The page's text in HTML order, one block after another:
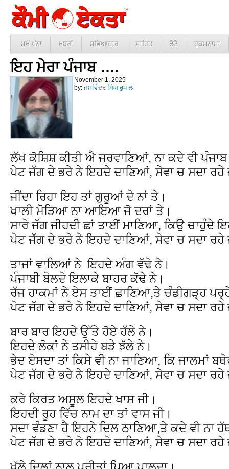
ਮੁਖੱ ਪੰਨਾ ਖ਼ਬਰਾਂ ਸਭਿਆਚਾਰ ਸਾਹਿਤ ਫੋਟੋ ਹੁਕਮਨਾਮਾ
ਇਹ ਮੇਰਾ ਪੰਜਾਬ ….
November 1, 2025
by: ਜਸਵਿੰਦਰ ਸਿੰਘ ਰੁਪਾਲ
ਲੱਖ ਕੋਸ਼ਿਸ਼ ਕੀਤੀ ਐ ਜਰਵਾਣਿਆਂ, ਨਾ ਕਦੇ ਵੀ
ਪੇਟ ਜੱਗ ਦੇ ਭਰੇ ਨੇ ਇਹਦੇ ਦਾਣਿਆਂ, ਸੇਵਾ ਚ ਸਦਾ
ਜੀਂਦਾ ਰਿਹਾ ਇਹ ਤਾਂ ਗੁਰੂਆਂ ਦੇ ਨਾਂ ਤੇ।
ਖਾਲੀ ਮੋੜਿਆ ਨਾ ਆਇਆ ਜੋ ਦਰਾਂ ਤੇ।
ਸਾਰੇ ਜੱਗ ਜੀਹਦੀ ਛਾਂ ਤਾਈਂ ਮਾਣਿਆ, ਕਿਉ ਚਾਹੁੰਦੇ
ਪੇਟ ਜੱਗ ਦੇ ਭਰੇ ਨੇ ਇਹਦੇ ਦਾਣਿਆਂ, ਸੇਵਾ ਚ ਸਦਾ
ਤਾਜਾਂ ਵਾਲਿਆਂ ਨੇ ਇਹਦੇ ਅੰਗ ਵੱਢੇ ਨੇ।
ਪੰਜਾਬੀ ਬੋਲਦੇ ਇਲਾਕੇ ਬਾਹਰ ਕੱਢੇ ਨੇ।
ਰੱਜ ਹਾਕਮਾਂ ਨੇ ਏਸ ਤਾਈਂ ਛਾਣਿਆ,ਤੇ ਚੰਡੀਗੜ੍ਹ
ਪੇਟ ਜੱਗ ਦੇ ਭਰੇ ਨੇ ਇਹਦੇ ਦਾਣਿਆਂ, ਸੇਵਾ ਚ ਸਦਾ
ਬਾਰ ਬਾਰ ਇਹਦੇ ਉੱਤੇ ਹੋਏ ਹੱਲੇ ਨੇ।
ਇਹਦੇ ਲੋਕਾਂ ਨੇ ਤਸੀਹੇ ਬੜੇ ਝੱਲੇ ਨੇ।
ਭੇਦ ਏਸਦਾ ਤਾਂ ਕਿਸੇ ਵੀ ਨਾ ਜਾਣਿਆ, ਕਿ ਜਾਲਮਾਂ
ਪੇਟ ਜੱਗ ਦੇ ਭਰੇ ਨੇ ਇਹਦੇ ਦਾਣਿਆਂ, ਸੇਵਾ ਚ ਸਦਾ
ਕਰੇ ਕਿਰਤ ਅਸੂਲ ਇਹਦੇ ਖਾਸ ਜੀ।
ਇਹਦੀ ਰੂਹ ਵਿੱਚ ਨਾਮ ਦਾ ਤਾਂ ਵਾਸ ਜੀ।
ਸਦਾ ਵੰਡਣਾ ਹੈ ਇਹਨੇ ਦਿਲ ਠਾਣਿਆ,ਤੇ ਕਦੇ ਵੀ ਨਾ
ਪੇਟ ਜੱਗ ਦੇ ਭਰੇ ਨੇ ਇਹਦੇ ਦਾਣਿਆਂ, ਸੇਵਾ ਚ ਸਦਾ